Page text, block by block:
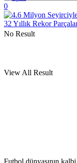
No Result
View All Result
0
Futbol dünyasının